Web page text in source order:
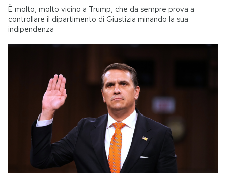
È molto, molto vicino a Trump, che da sempre prova a
controllare il dipartimento di Giustizia minando la sua
indipendenza